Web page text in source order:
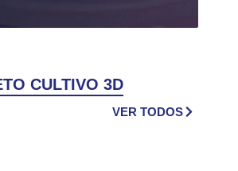
CULTIVO 3D
VER TODOS